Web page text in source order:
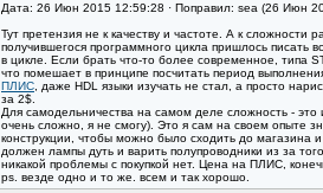
Дата: 26 Июн 2015 12:59:28 · Поправил: sea (26 Июн
Тут претензия не к качеству и частоте. А к сложности
получившегося программного цикла пришлось писать
в цикле. Если брать что-то более современное, типа
что помешает в принципе посчитать период
ПЛИС , даже HDL языки изучать не стал, а просто
за 2$.
Для самодельничества на самом деле сложность -
очень сложно, я не смогу). Это я сам на своем опыте
конструкции, чтобы можно было сходить до магазина
должен лампы дуть и варить полупроводники из за
никакой проблемы с покупкой нет. Цена на ПЛИС,
ps. везде одно и то же. всем и так хорошо.